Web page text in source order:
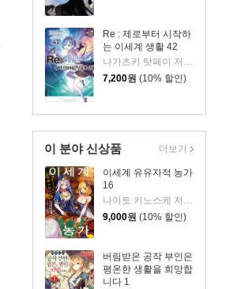
Re : 제로부터 시작하
는 이세계 생활 42
7,200원 (10% 할인)
이 분야 신상품
이세계 유유자적 농가
16
나이토 키노스케 저/야스모 그림/JYH 역
9,000원 (10% 할인)
버림받은 공작 부인은
평온한 생활을 희망합
니다 1
더보기